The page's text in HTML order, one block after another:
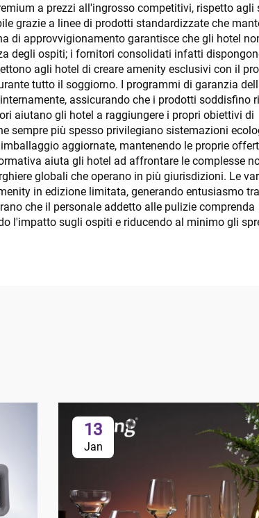
a prezzi all'ingrosso competitivi, rispetto agli
grazie a linee di prodotti standardizzate che
di approvvigionamento garantisce che gli hotel
degli ospiti; i fornitori consolidati infatti
agli hotel di creare amenity esclusivi con il
tutto il soggiorno. I programmi di garanzia
assicurando che i prodotti soddisfino
aiutano gli hotel a raggiungere i propri obiettivi di
sempre più spesso privilegiano sistemazioni
aggiornate, mantenendo le proprie
aiuta gli hotel ad affrontare le complesse
globali che operano in più giurisdizioni. Le
in edizione limitata, generando entusiasmo
che il personale addetto alle pulizie comprenda
l'impatto sugli ospiti e riducendo al minimo gli
13
Jan